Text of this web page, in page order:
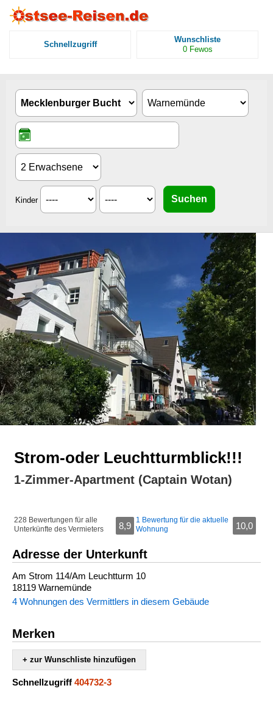
Schnellzugriff
Wunschliste
0 Fewos
Kinder
Strom-oder Leuchtturmblick!!!
1-Zimmer-Apartment (Captain Wotan)
228 Bewertungen für alle
Unterkünfte des Vermieters
8,9
1 Bewertung für die aktuelle
Wohnung
10,0
Adresse der Unterkunft
Am Strom 114/Am Leuchtturm 10
18119 Warnemünde
4 Wohnungen des Vermittlers in diesem Gebäude
Merken
+ zur Wunschliste hinzufügen
Schnellzugriff 404732-3